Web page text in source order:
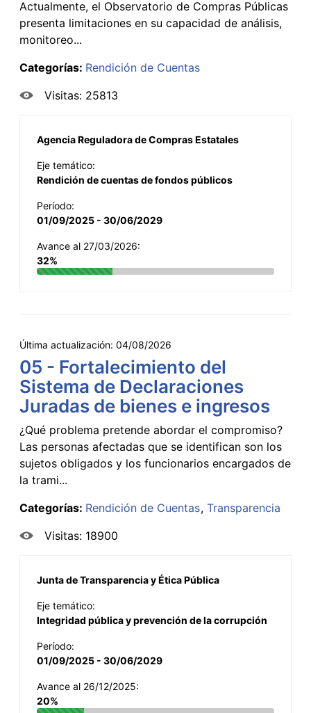
Actualmente, el Observatorio de Compras Públicas
presenta limitaciones en su capacidad de análisis,
monitoreo...
Categorías: Rendición de Cuentas
Visitas: 25813
Agencia Reguladora de Compras Estatales
Eje temático:
Rendición de cuentas de fondos públicos
Período:
01/09/2025 - 30/06/2029
Avance al 27/03/2026:
32%
Última actualización: 04/08/2026
05 - Fortalecimiento del
Sistema de Declaraciones
Juradas de bienes e ingresos
¿Qué problema pretende abordar el compromiso?
Las personas afectadas que se identifican son los
sujetos obligados y los funcionarios encargados de
la trami...
Categorías: Rendición de Cuentas Transparencia
Visitas: 18900
Junta de Transparencia y Ética Pública
Eje temático:
Integridad pública y prevención de la corrupción
Período:
01/09/2025 - 30/06/2029
Avance al 26/12/2025:
20%